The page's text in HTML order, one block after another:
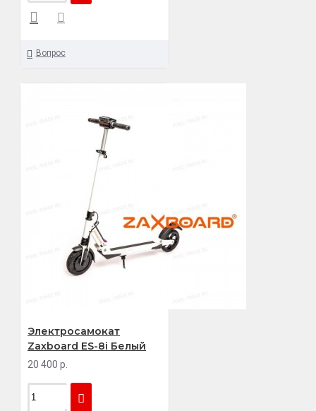
Вопрос
Электросамокат
Zaxboard ES-8i Белый
20 400 р.